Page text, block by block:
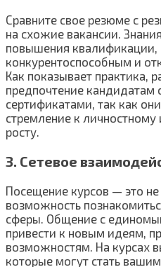
Сравните свое резюме с
на схожие вакансии.
повышения квалификации,
конкурентоспособным и
Как показывает практика,
предпочтение кандидатам
сертификатами, так как
стремление к
росту.
3. Сетевое
Посещение курсов — это
возможность
сферы. Общение с
привести к новым идеям,
возможностям. На курсах
которые могут стать